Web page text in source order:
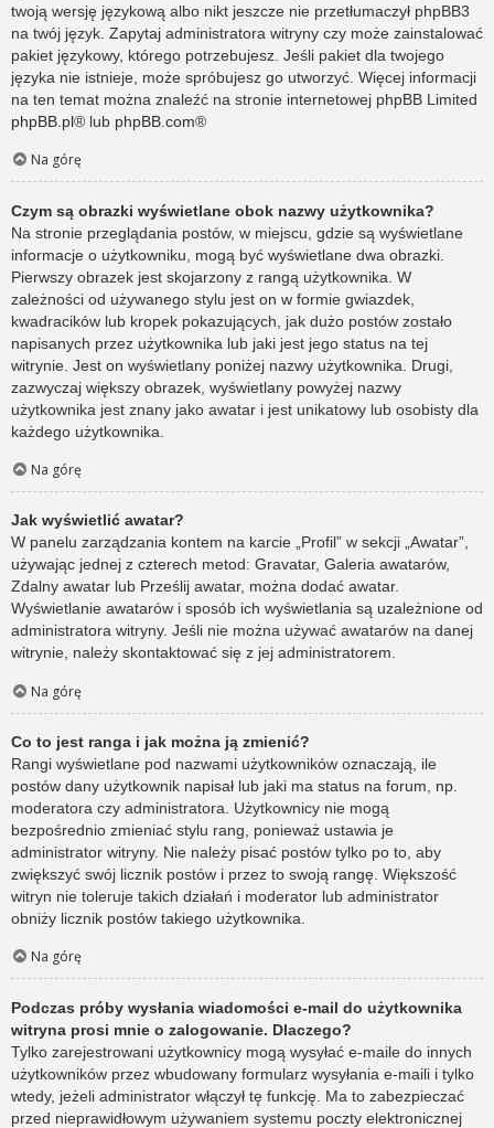
twoją wersję językową albo nikt jeszcze nie przetłumaczył phpBB3
na twój język. Zapytaj administratora witryny czy może zainstalować
pakiet językowy, którego potrzebujesz. Jeśli pakiet dla twojego
języka nie istnieje, może spróbujesz go utworzyć. Więcej informacji
na ten temat można znaleźć na stronie internetowej phpBB Limited
phpBB.pl® lub phpBB.com®
Na górę
Czym są obrazki wyświetlane obok nazwy użytkownika?
Na stronie przeglądania postów, w miejscu, gdzie są wyświetlane
informacje o użytkowniku, mogą być wyświetlane dwa obrazki.
Pierwszy obrazek jest skojarzony z rangą użytkownika. W
zależności od używanego stylu jest on w formie gwiazdek,
kwadracików lub kropek pokazujących, jak dużo postów zostało
napisanych przez użytkownika lub jaki jest jego status na tej
witrynie. Jest on wyświetlany poniżej nazwy użytkownika. Drugi,
zazwyczaj większy obrazek, wyświetlany powyżej nazwy
użytkownika jest znany jako awatar i jest unikatowy lub osobisty dla
każdego użytkownika.
Na górę
Jak wyświetlić awatar?
W panelu zarządzania kontem na karcie „Profil” w sekcji „Awatar”,
używając jednej z czterech metod: Gravatar, Galeria awatarów,
Zdalny awatar lub Prześlij awatar, można dodać awatar.
Wyświetlanie awatarów i sposób ich wyświetlania są uzależnione od
administratora witryny. Jeśli nie można używać awatarów na danej
witrynie, należy skontaktować się z jej administratorem.
Na górę
Co to jest ranga i jak można ją zmienić?
Rangi wyświetlane pod nazwami użytkowników oznaczają, ile
postów dany użytkownik napisał lub jaki ma status na forum, np.
moderatora czy administratora. Użytkownicy nie mogą
bezpośrednio zmieniać stylu rang, ponieważ ustawia je
administrator witryny. Nie należy pisać postów tylko po to, aby
zwiększyć swój licznik postów i przez to swoją rangę. Większość
witryn nie toleruje takich działań i moderator lub administrator
obniży licznik postów takiego użytkownika.
Na górę
Podczas próby wysłania wiadomości e-mail do użytkownika
witryna prosi mnie o zalogowanie. Dlaczego?
Tylko zarejestrowani użytkownicy mogą wysyłać e-maile do innych
użytkowników przez wbudowany formularz wysyłania e-maili i tylko
wtedy, jeżeli administrator włączył tę funkcję. Ma to zabezpieczać
przed nieprawidłowym używaniem systemu poczty elektronicznej